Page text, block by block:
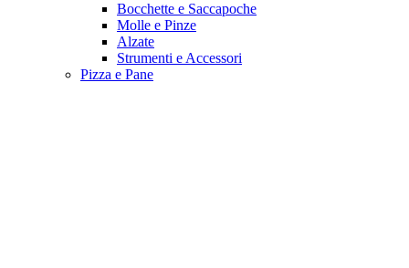
Bocchette e Saccapoche
Molle e Pinze
Alzate
Strumenti e Accessori
Pizza e Pane